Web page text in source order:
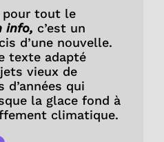
pour tout le
info, c’est un
d’une nouvelle.
texte adapté
vieux de
qui
la glace fond à
climatique.